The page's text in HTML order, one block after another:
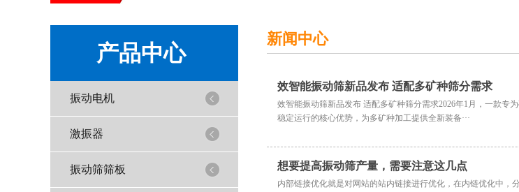
产品中心
振动电机
激振器
振动筛筛板
新闻中心
效智能振动筛新品发布 适配多矿种筛分需求
效智能振动筛新品发布 适配多矿种筛分需求2026年1月，一款专
稳定运行的核心优势，为多矿种加工提供全新装备···
想要提高振动筛产量，需要注意这几点
内部链接优化就是对网站的站内链接进行优化，在内链优化中